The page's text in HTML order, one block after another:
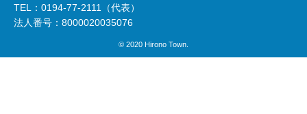
TEL：0194-77-2111（代表）
法人番号：8000020035076
© 2020 Hirono Town.